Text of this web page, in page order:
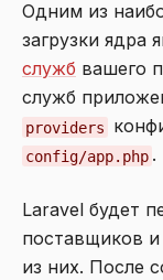
Одним из
загрузки ядра
служб вашего
служб
providers
config/app.php .
Laravel будет
поставщиков и
из них. После